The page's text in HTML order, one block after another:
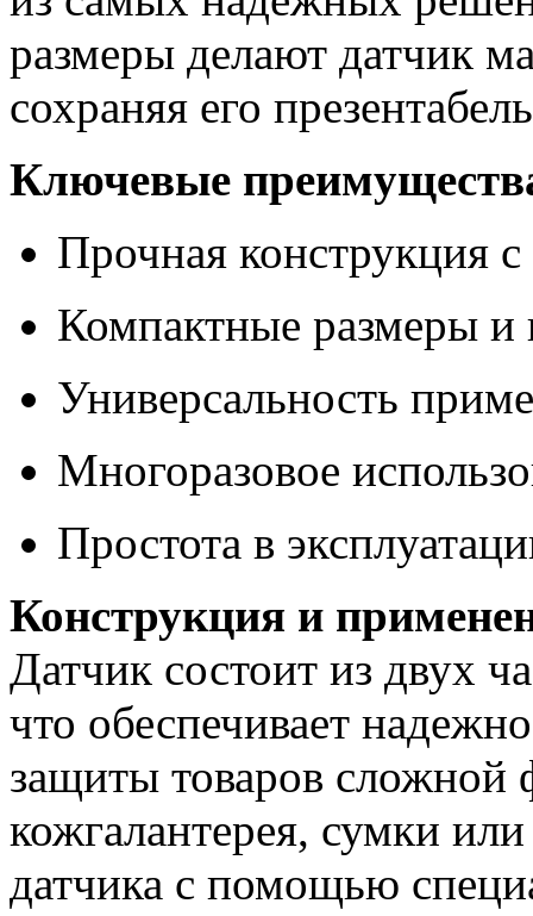
размеры делают датчик
сохраняя его
Ключевые
Прочная конструкция
Компактные размеры и
Универсальность
Многоразовое
Простота в
Конструкция и
Датчик состоит из двух
что обеспечивает
защиты товаров сложной
кожгалантерея, сумки
датчика с помощью